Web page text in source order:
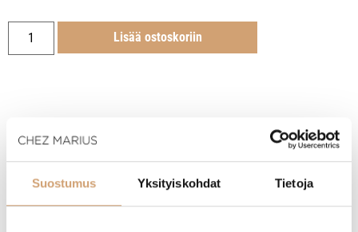
Suostumus Yksityiskohdat Tietoja
Lisää ostoskoriin
Tuotekuvaus
Hoito-ohjeet